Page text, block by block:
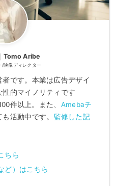
Tomo Aribe
/映像ディレクター
です。本業は広告デザイ
的マイノリティです
件以上。また、 Amebaチ
活動中です。 監修した記
ちら
ど）はこちら